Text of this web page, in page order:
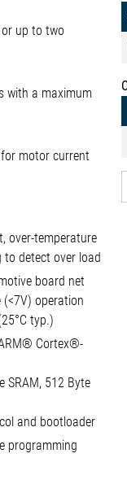
up to two
with a maximum
motor current
over-temperature
to detect over load
board net
operation
typ.)
Cortex®-
SRAM, 512 Byte
and bootloader
programming